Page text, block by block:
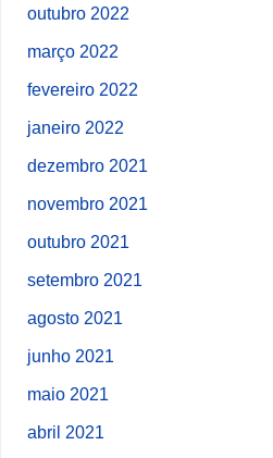
outubro 2022
março 2022
fevereiro 2022
janeiro 2022
dezembro 2021
novembro 2021
outubro 2021
setembro 2021
agosto 2021
junho 2021
maio 2021
abril 2021